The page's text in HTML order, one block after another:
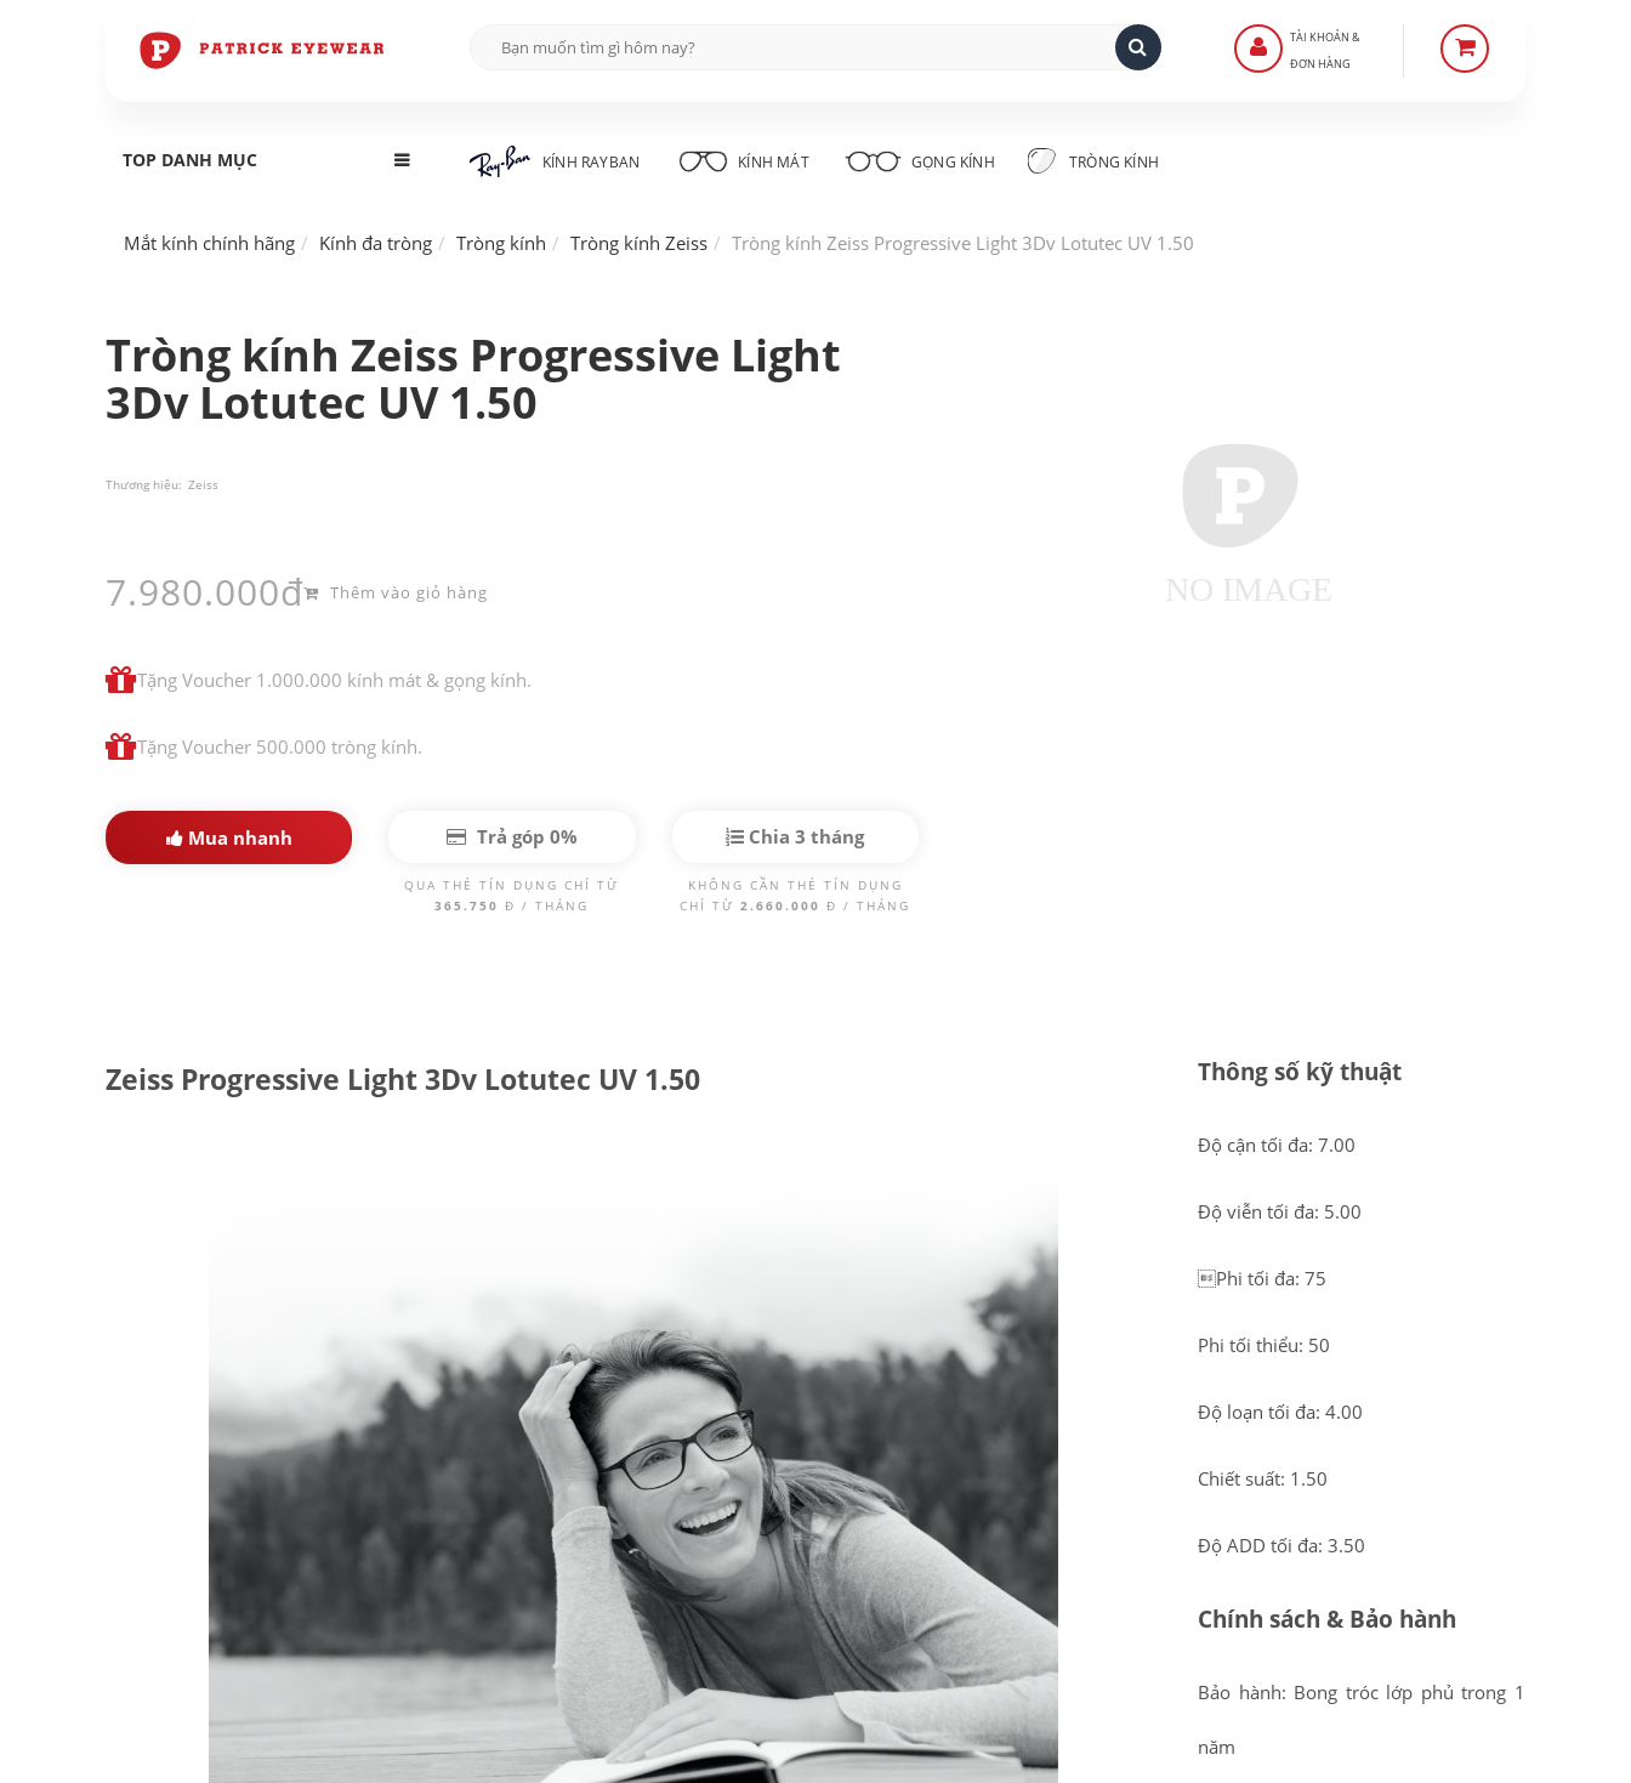
TÀI KHOẢN &
ĐƠN HÀNG
TOP DANH MỤC KÍNH RAYBAN KÍNH MÁT GỌNG KÍNH TRÒNG KÍNH
Mắt kính chính hãng Kính đa tròng Tròng kính Tròng kính Zeiss Tròng kính Zeiss Progressive Light 3Dv Lotutec UV 1.50
Tròng kính Zeiss Progressive Light
3Dv Lotutec UV 1.50
Thương hiệu: Zeiss
7.980.000đ Thêm vào giỏ hàng
Tặng Voucher 1.000.000 kính mát & gọng kính.
Tặng Voucher 500.000 tròng kính.
Mua nhanh Trả góp 0%
QUA THẺ TÍN DỤNG CHỈ TỪ
365.750Đ / THÁNG
Chia 3 tháng
KHÔNG CẦN THẺ TÍN DỤNG
CHỈ TỪ2.660.000Đ / THÁNG
Zeiss Progressive Light 3Dv Lotutec UV 1.50 Thông số kỹ thuật
Độ cận tối đa: 7.00
Độ viễn tối đa: 5.00
Phi tối đa: 75
Phi tối thiểu: 50
Độ loạn tối đa: 4.00
Chiết suất: 1.50
Độ ADD tối đa: 3.50
Chính sách & Bảo hành
Bảo hành: Bong tróc lớp phủ trong 1
năm